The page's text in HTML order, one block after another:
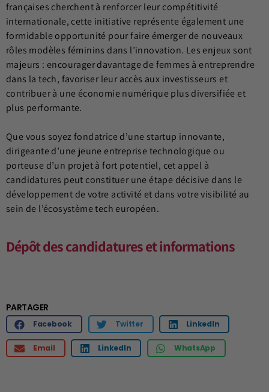
françaises cherchent à renforcer leur compétitivité
internationale, cette initiative représente également une
formidable opportunité pour faire émerger de nouveaux
rôles modèles féminins dans l’innovation. Les enjeux sont
majeurs : encourager davantage de femmes à entreprendre
dans la tech, favoriser leur accès aux investisseurs et
contribuer à une économie numérique plus diversifiée et
plus performante.
Que vous soyez fondatrice d’une startup innovante,
dirigeante d’une jeune entreprise technologique ou
porteuse d’un projet à fort potentiel, cet appel à
candidatures peut constituer une étape décisive dans le
développement de votre activité et dans votre visibilité au
sein de l’écosystème tech européen.
Dépôt des candidatures et informations
PARTAGER
Facebook Twitter LinkedIn
Email LinkedIn WhatsApp